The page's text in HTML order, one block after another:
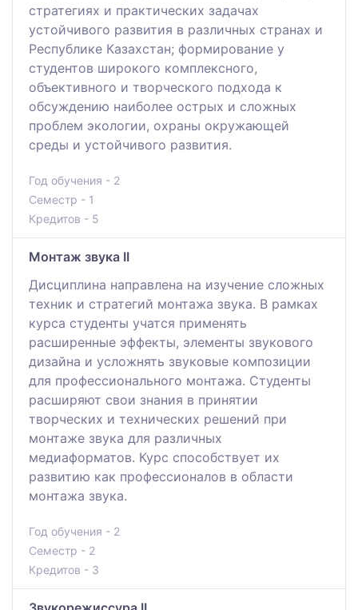
стратегиях и практических задачах
устойчивого развития в различных странах и
Республике Казахстан; формирование у
студентов широкого комплексного,
объективного и творческого подхода к
обсуждению наиболее острых и сложных
проблем экологии, охраны окружающей
среды и устойчивого развития.
Год обучения - 2
Семестр - 1
Кредитов - 5
Монтаж звука IІ
Дисциплина направлена на изучение сложных
техник и стратегий монтажа звука. В рамках
курса студенты учатся применять
расширенные эффекты, элементы звукового
дизайна и усложнять звуковые композиции
для профессионального монтажа. Студенты
расширяют свои знания в принятии
творческих и технических решений при
монтаже звука для различных
медиаформатов. Курс способствует их
развитию как профессионалов в области
монтажа звука.
Год обучения - 2
Семестр - 2
Кредитов - 3